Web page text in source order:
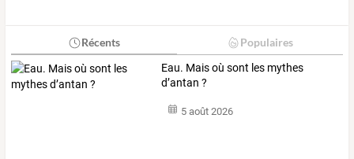
Récents Populaires
Eau. Mais où sont les mythes
d’antan ?
5 août 2026